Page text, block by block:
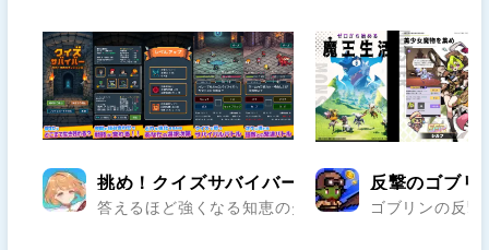
挑め！クイズサバイバー - 知恵のダンジョン
答えるほど強くなる知恵のダンジョンRPG..
反撃のゴブリ
ゴブリンの反